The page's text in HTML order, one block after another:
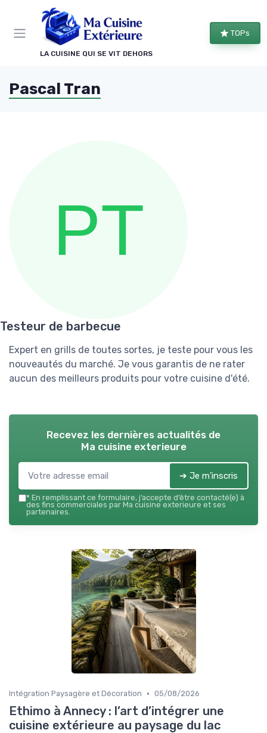
LA CUISINE QUI SE VIT DEHORS
TOPs
Pascal Tran
Testeur de barbecue
Expert en grills de toutes sortes, je teste pour vous les
nouveautés du marché. Je vous garantis de ne rater
aucun des meilleurs produits pour votre cuisine d'été.
Recevez les dernières actualités de
Ma cuisine exterieure
➔ Je m'inscris
* En remplissant ce formulaire, j’accepte d’être contacté(e) à
des fins commerciales par Ma cuisine exterieure et ses
partenaires.
Intégration Paysagère et Décoration • 05/08/2026
Ethimo à Annecy : l’art d’intégrer une
cuisine extérieure au paysage du lac
Panneau de gestion des cookies